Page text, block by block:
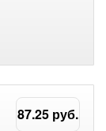
87.25 руб.